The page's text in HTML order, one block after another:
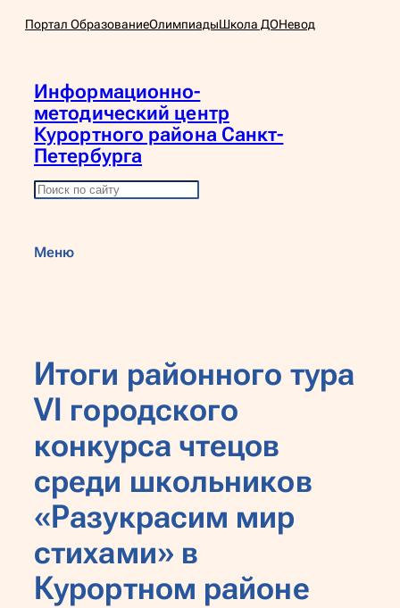
Перейти
Портал ОбразованиеОлимпиадыШкола ДОНевод
Информационно-
методический центр
Курортного района Санкт-
Петербурга
П
с
Меню
Итоги районного тура
VI городского
конкурса чтецов
среди школьников
«Разукрасим мир
стихами» в
Курортном районе